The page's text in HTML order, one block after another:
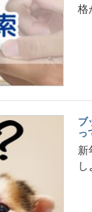
格
ブ
っ
新